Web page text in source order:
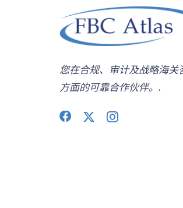
您在合规、审计及战略海关
方面的可靠合作伙伴。.